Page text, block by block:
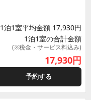
1泊1室平均金額 17,930円
1泊1室の合計金額
(※税金・サービス料込み)
17,930円
予約する